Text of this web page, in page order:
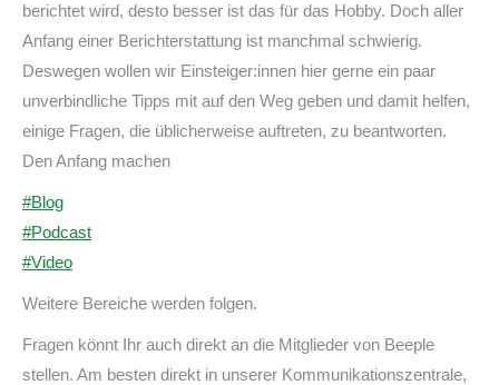
berichtet wird, desto besser ist das für das Hobby. Doch aller
Anfang einer Berichterstattung ist manchmal schwierig.
Deswegen wollen wir Einsteiger:innen hier gerne ein paar
unverbindliche Tipps mit auf den Weg geben und damit helfen,
einige Fragen, die üblicherweise auftreten, zu beantworten.
Den Anfang machen
#Blog
#Podcast
#Video
Weitere Bereiche werden folgen.
Fragen könnt Ihr auch direkt an die Mitglieder von Beeple
stellen. Am besten direkt in unserer Kommunikationszentrale,